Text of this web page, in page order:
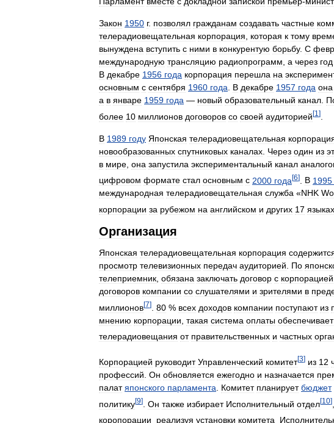
Закон 1950 г. позволял гражданам создавать частные
телерадиовещательная корпорация которая к тому
вынуждена вступить с ними в конкурентую борьбу. С
международную трансляцию радиопрограмм а через год
В декабре 1956 года корпорация перешла на
основным с сентября 1960 года В декабре 1957 года она
а в январе 1959 года — новый образовательный канал
более 10 миллионов договоров со своей аудиторией[1 ]
В 1989 году Японская телерадиовещательная
новообразованных спутниковых каналах Через один из
в мире она запустила экспериментальный канал
цифровом формате стал основным с 2000 года[6] В 1995
международная телерадиовещательная служба «NHK
корпорации за рубежом на английском и других 17 языках
Организация
Японская телерадиовещательная корпорация
просмотр телевизионных передач аудиторией По
телеприемник обязана заключать договор с корпорацией
договоров компании со слушателями и зрителями в
миллионов[7] 80 % всех доходов компании поступают из
мнению корпорации такая система оплаты обеспечивает
телерадиовещания от правительственных и частных
Корпорацией руководит Управленческий комитет[3] из 12
профессий Он обновляется ежегодно и назначается
палат японского парламента Комитет планирует бюджет
политику[9] Он также избирает Исполнительный отдел[10]
коропорации
реализуя установки комитета